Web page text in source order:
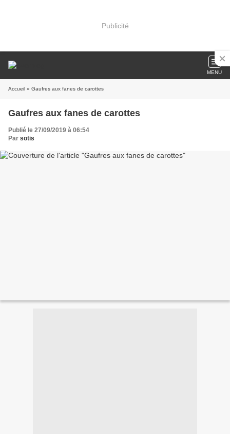
Publicité
MENU
Accueil » Gaufres aux fanes de carottes
Gaufres aux fanes de carottes
Publié le 27/09/2019 à 06:54
Par sotis